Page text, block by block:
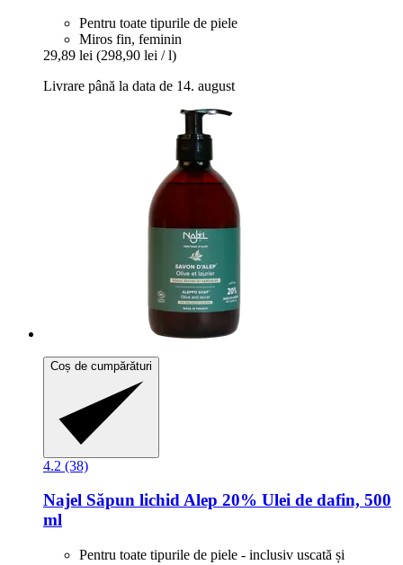
Pentru toate tipurile de piele
Miros fin, feminin
29,89 lei (298,90 lei / l)
Livrare până la data de 14. august
Coș de cumpărături
4.2 (38)
Najel Săpun lichid Alep 20% Ulei de dafin, 500
ml
Pentru toate tipurile de piele - inclusiv uscată și